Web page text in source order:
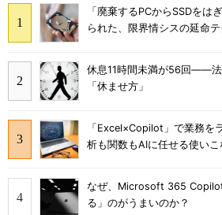
「廃棄するPCからSSDをは
られた、限界情シスの延命テ
休息11時間未満が56回――
「休ませ方」
「Excel×Copilot」で業務
析も関数もAIに任せる使い
なぜ、Microsoft 365
る」のがうまいのか？